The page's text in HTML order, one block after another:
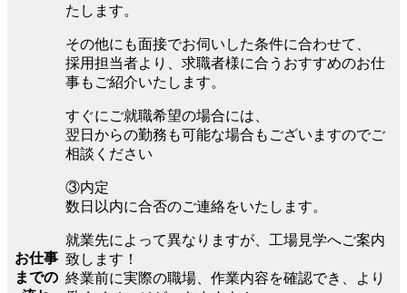
お仕事
までの
たします。
その他にも面接でお伺いした条件に合わせて、
採用担当者より、求職者様に合うおすすめのお仕
事もご紹介いたします。
すぐにご就職希望の場合には、
翌日からの勤務も可能な場合もございますのでご
相談ください
③内定
数日以内に合否のご連絡をいたします。
就業先によって異なりますが、工場見学へご案内
致します！
終業前に実際の職場、作業内容を確認でき、より